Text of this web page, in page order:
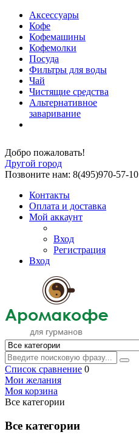
Аксессуары
Кофе
Кофемашины
Кофемолки
Посуда
Фильтры для воды
Чай
Чистящие средства
Альтернативное
заваривание
Добро пожаловать!
Другой город
Позвоните нам: 8(495)970-57-10
Контакты
Оплата и доставка
Мой аккаунт
Вход
Регистрация
Вход
Список сравнение 0
Мои желания
Моя корзина
Все категории
Все категории